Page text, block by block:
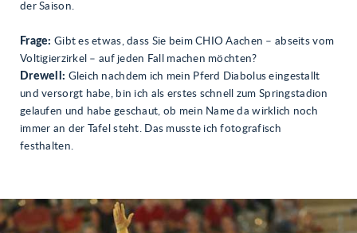
der Saison.
Frage: Gibt es etwas, dass Sie beim CHIO Aachen – abseits vom
Voltigierzirkel – auf jeden Fall machen möchten?
Drewell: Gleich nachdem ich mein Pferd Diabolus eingestallt
und versorgt habe, bin ich als erstes schnell zum Springstadion
gelaufen und habe geschaut, ob mein Name da wirklich noch
immer an der Tafel steht. Das musste ich fotografisch
festhalten.